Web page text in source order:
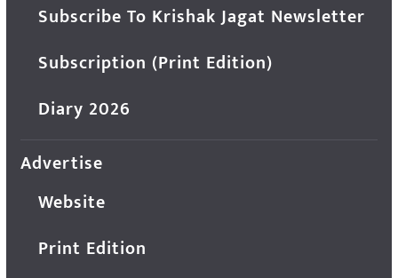
Subscribe To Krishak Jagat Newsletter
Subscription (Print Edition)
Diary 2026
Advertise
Website
Print Edition